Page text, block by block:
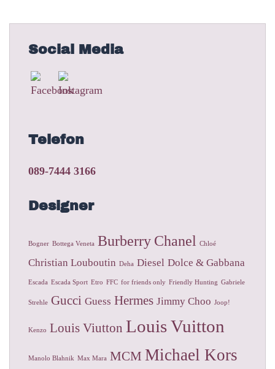
Social Media
Telefon
089-7444 3166
Designer
Bogner Bottega Veneta Burberry Chanel Chloé
Christian Louboutin Deha Diesel Dolce & Gabbana
Escada Escada Sport Etro FFC for friends only Friendly Hunting Gabriele
Strehle Gucci Guess Hermes Jimmy Choo Joop!
Kenzo Louis Viutton Louis Vuitton
Manolo Blahnik Max Mara MCM Michael Kors